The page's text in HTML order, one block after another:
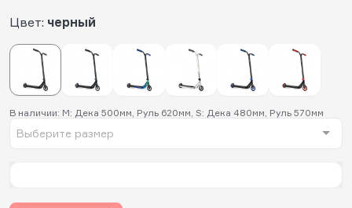
Цвет: черный
В наличии: M: Дека 500мм, Руль 620мм, S: Дека 480мм, Руль 570мм
Выберите размер